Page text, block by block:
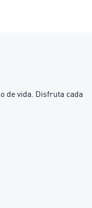
de vida. Disfruta cada